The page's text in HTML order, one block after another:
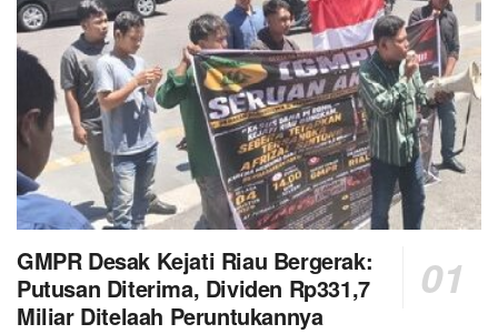
GMPR Desak Kejati Riau Bergerak:
Putusan Diterima, Dividen Rp331,7
Miliar Ditelaah Peruntukannya